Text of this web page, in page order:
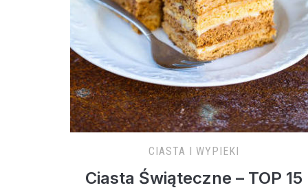
CIASTA I WYPIEKI
Ciasta Świąteczne – TOP 15